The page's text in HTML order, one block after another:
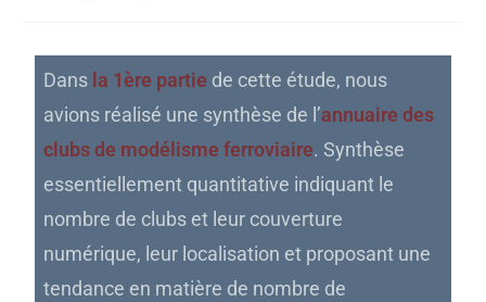
Dans la 1ère partie de cette étude, nous
avions réalisé une synthèse de l’annuaire des
clubs de modélisme ferroviaire. Synthèse
essentiellement quantitative indiquant le
nombre de clubs et leur couverture
numérique, leur localisation et proposant une
tendance en matière de nombre de